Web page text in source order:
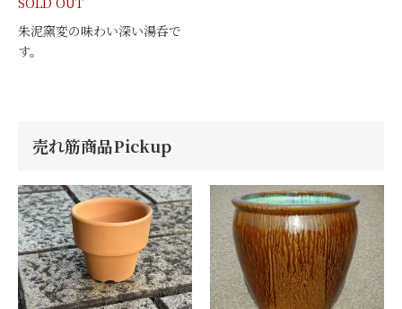
朱泥窯変の味わい深い湯呑で
す。
売れ筋商品Pickup